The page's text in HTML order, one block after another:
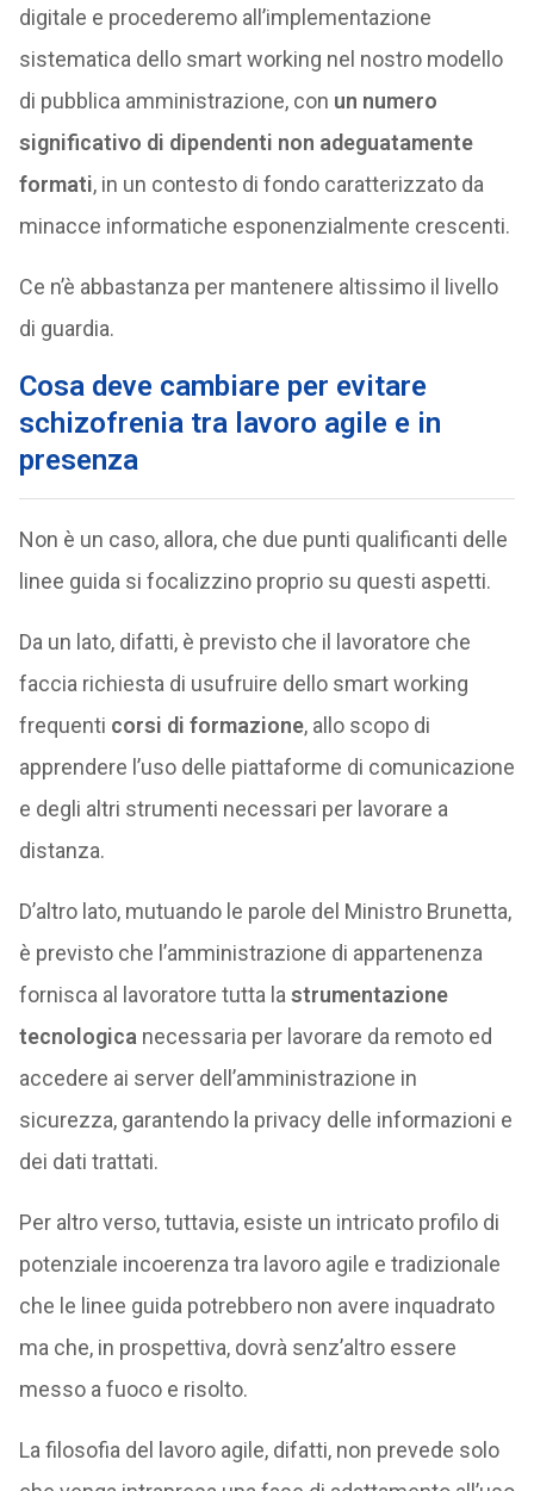
digitale e procederemo all’implementazione
sistematica dello smart working nel nostro modello
di pubblica amministrazione, con un numero
significativo di dipendenti non adeguatamente
formati, in un contesto di fondo caratterizzato da
minacce informatiche esponenzialmente crescenti.
Ce n’è abbastanza per mantenere altissimo il livello
di guardia.
Cosa deve cambiare per evitare
schizofrenia tra lavoro agile e in
presenza
Non è un caso, allora, che due punti qualificanti delle
linee guida si focalizzino proprio su questi aspetti.
Da un lato, difatti, è previsto che il lavoratore che
faccia richiesta di usufruire dello smart working
frequenti corsi di formazione, allo scopo di
apprendere l’uso delle piattaforme di comunicazione
e degli altri strumenti necessari per lavorare a
distanza.
D’altro lato, mutuando le parole del Ministro Brunetta,
è previsto che l’amministrazione di appartenenza
fornisca al lavoratore tutta la strumentazione
tecnologica necessaria per lavorare da remoto ed
accedere ai server dell’amministrazione in
sicurezza, garantendo la privacy delle informazioni e
dei dati trattati.
Per altro verso, tuttavia, esiste un intricato profilo di
potenziale incoerenza tra lavoro agile e tradizionale
che le linee guida potrebbero non avere inquadrato
ma che, in prospettiva, dovrà senz’altro essere
messo a fuoco e risolto.
La filosofia del lavoro agile, difatti, non prevede solo